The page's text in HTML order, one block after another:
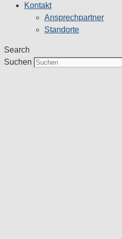
Kontakt
Ansprechpartner
Standorte
Search
Suchen